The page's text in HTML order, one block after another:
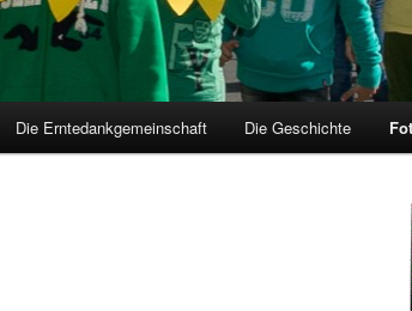
Die Erntedankgemeinschaft Die Geschichte